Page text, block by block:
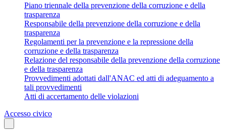
Piano triennale della prevenzione della corruzione e della
trasparenza
Responsabile della prevenzione della corruzione e della
trasparenza
Regolamenti per la prevenzione e la repressione della
corruzione e della trasparenza
Relazione del responsabile della prevenzione della corruzione
e della trasparenza
Provvedimenti adottati dall'ANAC ed atti di adeguamento a
tali provvedimenti
Atti di accertamento delle violazioni
Accesso civico